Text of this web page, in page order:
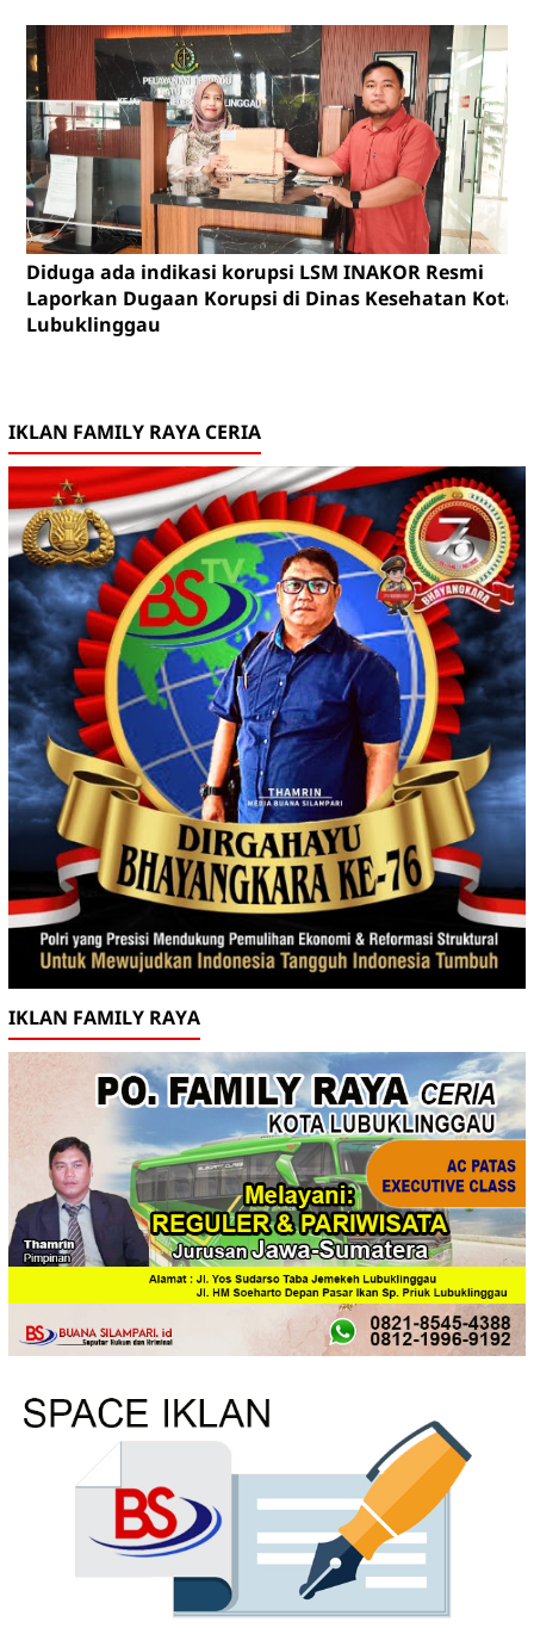
Diduga ada indikasi korupsi LSM INAKOR Resmi
Laporkan Dugaan Korupsi di Dinas Kesehatan Kota
Lubuklinggau
IKLAN FAMILY RAYA CERIA
IKLAN FAMILY RAYA